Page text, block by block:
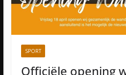
SPORT
Officiële opening